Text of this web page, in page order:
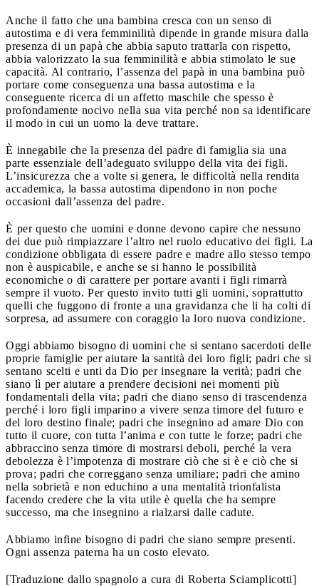
Anche il fatto che una bambina cresca con un senso di
autostima e di vera femminilità dipende in grande misura dalla
presenza di un papà che abbia saputo trattarla con rispetto,
abbia valorizzato la sua femminilità e abbia stimolato le sue
capacità. Al contrario, l’assenza del papà in una bambina può
portare come conseguenza una bassa autostima e la
conseguente ricerca di un affetto maschile che spesso è
profondamente nocivo nella sua vita perché non sa identificare
il modo in cui un uomo la deve trattare.
È innegabile che la presenza del padre di famiglia sia una
parte essenziale dell’adeguato sviluppo della vita dei figli.
L’insicurezza che a volte si genera, le difficoltà nella rendita
accademica, la bassa autostima dipendono in non poche
occasioni dall’assenza del padre.
È per questo che uomini e donne devono capire che nessuno
dei due può rimpiazzare l’altro nel ruolo educativo dei figli. La
condizione obbligata di essere padre e madre allo stesso tempo
non è auspicabile, e anche se si hanno le possibilità
economiche o di carattere per portare avanti i figli rimarrà
sempre il vuoto. Per questo invito tutti gli uomini, soprattutto
quelli che fuggono di fronte a una gravidanza che li ha colti di
sorpresa, ad assumere con coraggio la loro nuova condizione.
Oggi abbiamo bisogno di uomini che si sentano sacerdoti delle
proprie famiglie per aiutare la santità dei loro figli; padri che si
sentano scelti e unti da Dio per insegnare la verità; padri che
siano lì per aiutare a prendere decisioni nei momenti più
fondamentali della vita; padri che diano senso di trascendenza
perché i loro figli imparino a vivere senza timore del futuro e
del loro destino finale; padri che insegnino ad amare Dio con
tutto il cuore, con tutta l’anima e con tutte le forze; padri che
abbraccino senza timore di mostrarsi deboli, perché la vera
debolezza è l’impotenza di mostrare ciò che si è e ciò che si
prova; padri che correggano senza umiliare; padri che amino
nella sobrietà e non educhino a una mentalità trionfalista
facendo credere che la vita utile è quella che ha sempre
successo, ma che insegnino a rialzarsi dalle cadute.
Abbiamo infine bisogno di padri che siano sempre presenti.
Ogni assenza paterna ha un costo elevato.
[Traduzione dallo spagnolo a cura di Roberta Sciamplicotti]